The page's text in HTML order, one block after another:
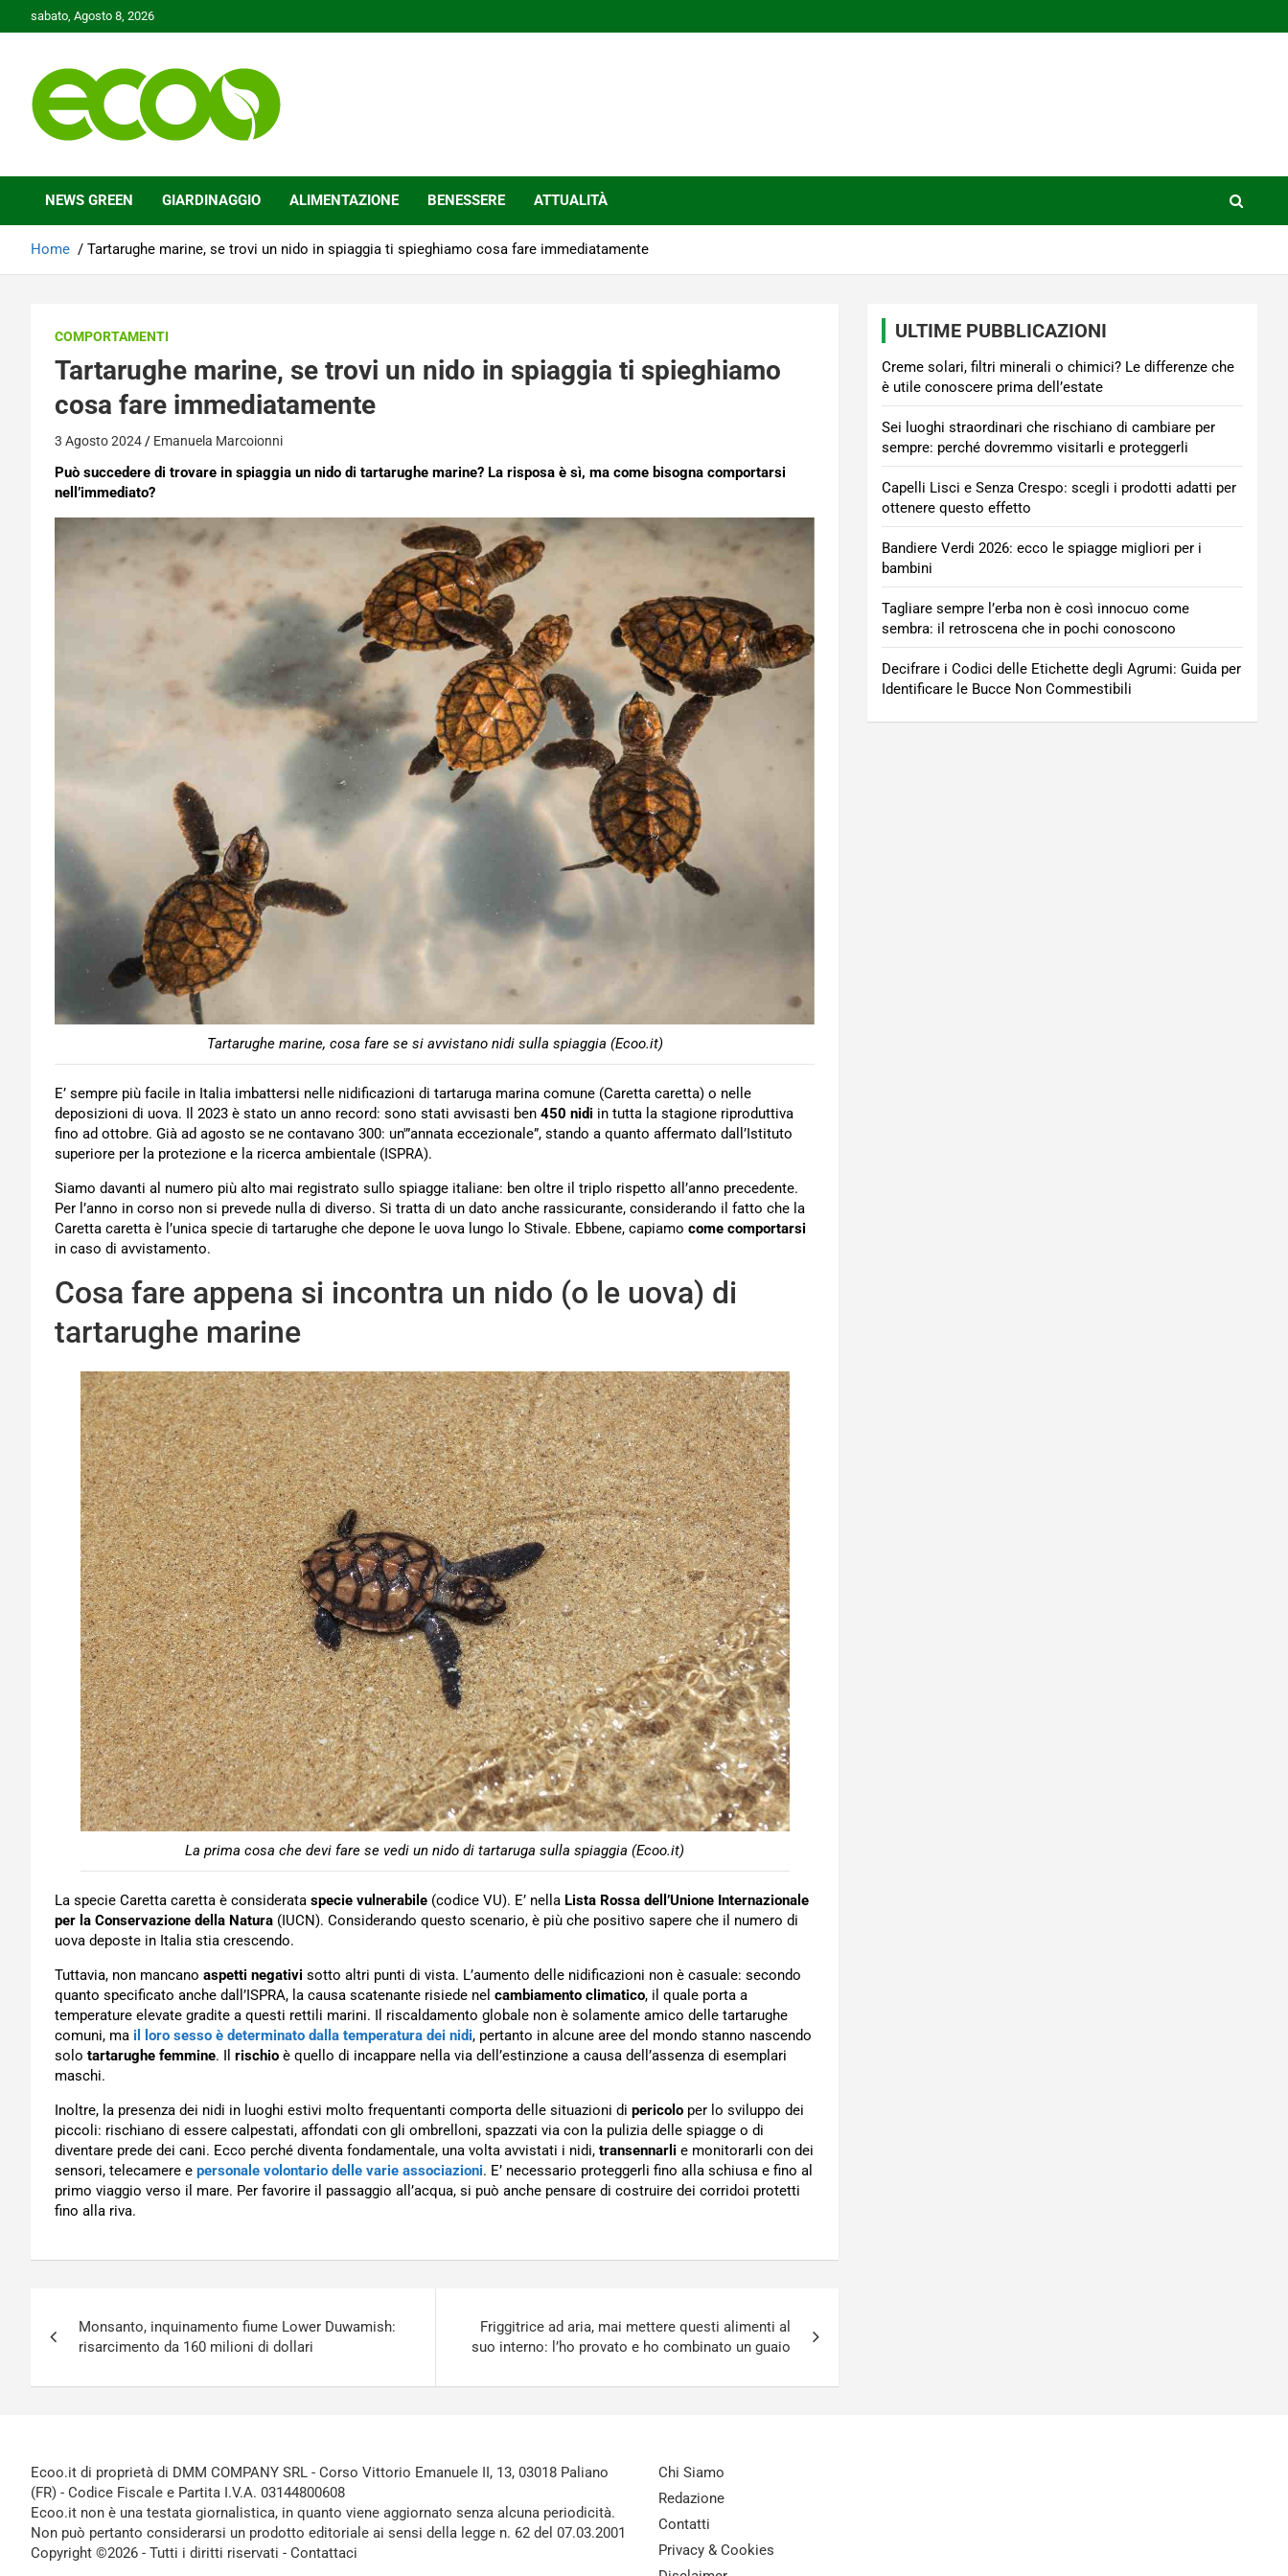
to
sabato, Agosto 8, 2026
Ecoo.it
NEWS GREEN GIARDINAGGIO ALIMENTAZIONE BENESSERE ATTUALITÀ
Home Tartarughe marine, se trovi un nido in spiaggia ti spieghiamo cosa fare immediatamente
COMPORTAMENTI
Tartarughe marine, se trovi un nido in spiaggia ti spieghiamo
cosa fare immediatamente
3 Agosto 2024 Emanuela Marcoionni
Può succedere di trovare in spiaggia un nido di tartarughe marine? La risposa è sì, ma come bisogna comportarsi
nell’immediato?
Tartarughe marine, cosa fare se si avvistano nidi sulla spiaggia (Ecoo.it)
E’ sempre più facile in Italia imbattersi nelle nidificazioni di tartaruga marina comune (Caretta caretta) o nelle
deposizioni di uova. Il 2023 è stato un anno record: sono stati avvisasti ben 450 nidi in tutta la stagione riproduttiva
fino ad ottobre. Già ad agosto se ne contavano 300: un'”annata eccezionale”, stando a quanto affermato dall’Istituto
superiore per la protezione e la ricerca ambientale (ISPRA).
Siamo davanti al numero più alto mai registrato sullo spiagge italiane: ben oltre il triplo rispetto all’anno precedente.
Per l’anno in corso non si prevede nulla di diverso. Si tratta di un dato anche rassicurante, considerando il fatto che la
Caretta caretta è l’unica specie di tartarughe che depone le uova lungo lo Stivale. Ebbene, capiamo come comportarsi
in caso di avvistamento.
Cosa fare appena si incontra un nido (o le uova) di
tartarughe marine
La prima cosa che devi fare se vedi un nido di tartaruga sulla spiaggia (Ecoo.it)
La specie Caretta caretta è considerata specie vulnerabile (codice VU). E’ nella Lista Rossa dell’Unione Internazionale
per la Conservazione della Natura (IUCN). Considerando questo scenario, è più che positivo sapere che il numero di
uova deposte in Italia stia crescendo.
Tuttavia, non mancano aspetti negativi sotto altri punti di vista. L’aumento delle nidificazioni non è casuale: secondo
quanto specificato anche dall’ISPRA, la causa scatenante risiede nel cambiamento climatico, il quale porta a
temperature elevate gradite a questi rettili marini. Il riscaldamento globale non è solamente amico delle tartarughe
comuni, ma il loro sesso è determinato dalla temperatura dei nidi, pertanto in alcune aree del mondo stanno nascendo
solo tartarughe femmine. Il rischio è quello di incappare nella via dell’estinzione a causa dell’assenza di esemplari
maschi.
Inoltre, la presenza dei nidi in luoghi estivi molto frequentanti comporta delle situazioni di pericolo per lo sviluppo dei
piccoli: rischiano di essere calpestati, affondati con gli ombrelloni, spazzati via con la pulizia delle spiagge o di
diventare prede dei cani. Ecco perché diventa fondamentale, una volta avvistati i nidi, transennarli e monitorarli con dei
sensori, telecamere e personale volontario delle varie associazioni. E’ necessario proteggerli fino alla schiusa e fino al
primo viaggio verso il mare. Per favorire il passaggio all’acqua, si può anche pensare di costruire dei corridoi protetti
fino alla riva.
articoli
Monsanto, inquinamento fiume Lower Duwamish:
risarcimento da 160 milioni di dollari
Friggitrice ad aria, mai mettere questi alimenti al
suo interno: l’ho provato e ho combinato un guaio
ULTIME PUBBLICAZIONI
Creme solari, filtri minerali o chimici? Le differenze che
è utile conoscere prima dell’estate
Sei luoghi straordinari che rischiano di cambiare per
sempre: perché dovremmo visitarli e proteggerli
Capelli Lisci e Senza Crespo: scegli i prodotti adatti per
ottenere questo effetto
Bandiere Verdi 2026: ecco le spiagge migliori per i
bambini
Tagliare sempre l’erba non è così innocuo come
sembra: il retroscena che in pochi conoscono
Decifrare i Codici delle Etichette degli Agrumi: Guida per
Identificare le Bucce Non Commestibili
Ecoo.it di proprietà di DMM COMPANY SRL - Corso Vittorio Emanuele II, 13, 03018 Paliano
(FR) - Codice Fiscale e Partita I.V.A. 03144800608
Ecoo.it non è una testata giornalistica, in quanto viene aggiornato senza alcuna periodicità.
Non può pertanto considerarsi un prodotto editoriale ai sensi della legge n. 62 del 07.03.2001
Copyright ©2026 - Tutti i diritti riservati - Contattaci
Chi Siamo
Redazione
Contatti
Privacy & Cookies